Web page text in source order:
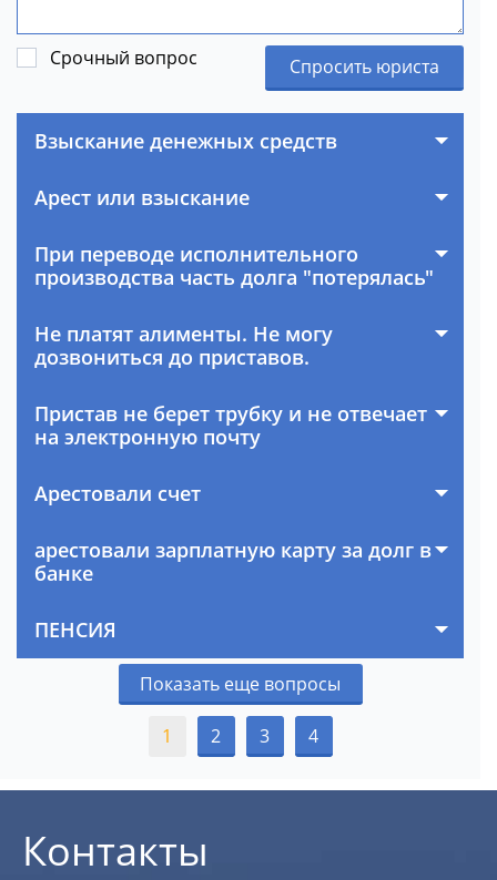
Срочный вопрос Спросить юриста
Взыскание денежных средств
Арест или взыскание
При переводе исполнительного
производства часть долга "потерялась"
Не платят алименты. Не могу
дозвониться до приставов.
Пристав не берет трубку и не отвечает
на электронную почту
Арестовали счет
арестовали зарплатную карту за долг в
банке
ПЕНСИЯ
Показать еще вопросы
1 2 3 4
Контакты